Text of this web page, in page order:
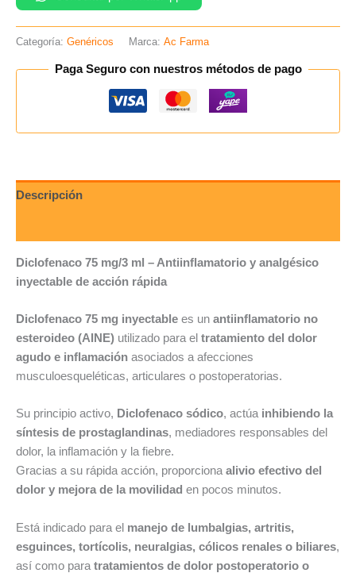
Categoría: Genéricos Marca: Ac Farma
Paga Seguro con nuestros métodos de pago
Descripción
Diclofenaco 75 mg/3 ml – Antiinflamatorio y analgésico
inyectable de acción rápida
Diclofenaco 75 mg inyectable es un antiinflamatorio no
esteroideo (AINE) utilizado para el tratamiento del dolor
agudo e inflamación asociados a afecciones
musculoesqueléticas, articulares o postoperatorias.
Su principio activo, Diclofenaco sódico, actúa inhibiendo la
síntesis de prostaglandinas, mediadores responsables del
dolor, la inflamación y la fiebre.
Gracias a su rápida acción, proporcionaalivio efectivo del
dolor y mejora de la movilidad en pocos minutos.
Está indicado para el manejo de lumbalgias, artritis,
esguinces, tortícolis, neuralgias, cólicos renales o biliares,
así como para tratamientos de dolor postoperatorio o